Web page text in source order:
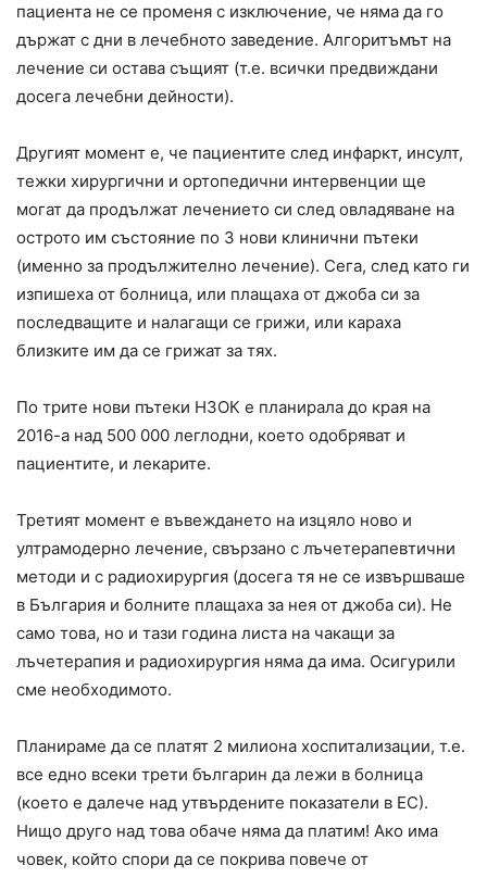
пациента не се променя с изключение, че няма да го
държат с дни в лечебното заведение. Алгоритъмът на
лечение си остава същият (т.е. всички предвиждани
досега лечебни дейности).
Другият момент е, че пациентите след инфаркт, инсулт,
тежки хирургични и ортопедични интервенции ще
могат да продължат лечението си след овладяване на
острото им състояние по 3 нови клинични пътеки
(именно за продължително лечение). Сега, след като ги
изпишеха от болница, или плащаха от джоба си за
последващите и налагащи се грижи, или караха
близките им да се грижат за тях.
По трите нови пътеки НЗОК е планирала до края на
2016-а над 500 000 леглодни, което одобряват и
пациентите, и лекарите.
Третият момент е въвеждането на изцяло ново и
ултрамодерно лечение, свързано с лъчетерапевтични
методи и с радиохирургия (досега тя не се извършваше
в България и болните плащаха за нея от джоба си). Не
само това, но и тази година листа на чакащи за
лъчетерапия и радиохирургия няма да има. Осигурили
сме необходимото.
Планираме да се платят 2 милиона хоспитализации, т.е.
все едно всеки трети българин да лежи в болница
(което е далече над утвърдените показатели в ЕС).
Нищо друго над това обаче няма да платим! Ако има
човек, който спори да се покрива повече от